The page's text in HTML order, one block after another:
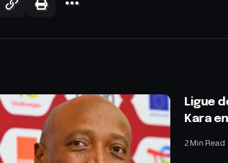
Ligue
Kara
2 Min Read